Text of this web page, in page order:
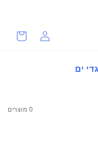
התחברות
סל
קניות
ים
0 מוצרים